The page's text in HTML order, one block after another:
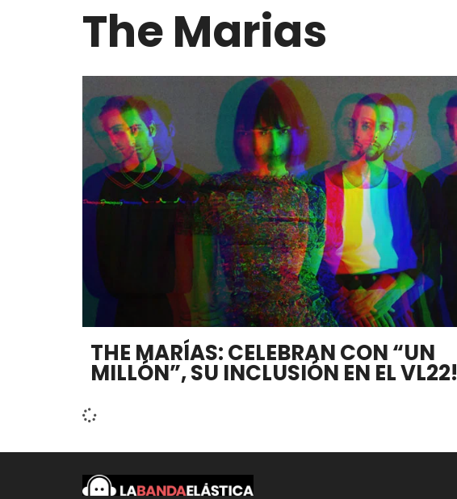
The Marias
THE MARÍAS: CELEBRAN CON “UN
MILLÓN”, SU INCLUSIÓN EN EL VL22!